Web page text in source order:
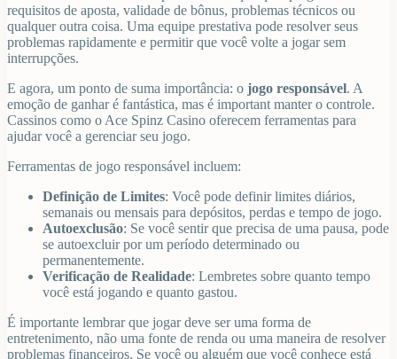
requisitos de aposta, validade de bônus, problemas técnicos ou
qualquer outra coisa. Uma equipe prestativa pode resolver seus
problemas rapidamente e permitir que você volte a jogar sem
interrupções.
E agora, um ponto de suma importância: o jogo responsável. A
emoção de ganhar é fantástica, mas é important manter o controle.
Cassinos como o Ace Spinz Casino oferecem ferramentas para
ajudar você a gerenciar seu jogo.
Ferramentas de jogo responsável incluem:
Definição de Limites: Você pode definir limites diários,
semanais ou mensais para depósitos, perdas e tempo de jogo.
Autoexclusão: Se você sentir que precisa de uma pausa, pode
se autoexcluir por um período determinado ou
permanentemente.
Verificação de Realidade: Lembretes sobre quanto tempo
você está jogando e quanto gastou.
É importante lembrar que jogar deve ser uma forma de
entretenimento, não uma fonte de renda ou uma maneira de resolver
problemas financeiros. Se você ou alguém que você conhece está